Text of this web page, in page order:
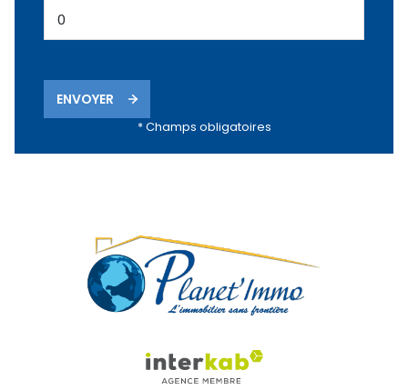
ENVOYER
* Champs obligatoires